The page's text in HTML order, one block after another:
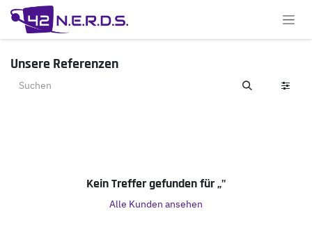
Zum Inhalt springen
Unsere Referenzen
Kein Treffer gefunden für „"
Alle Kunden ansehen